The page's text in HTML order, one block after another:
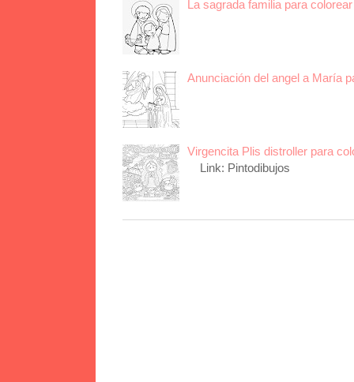
La sagrada familia para
Anunciación del angel a María
Virgencita Plis distroller para
Link: Pintodibujos